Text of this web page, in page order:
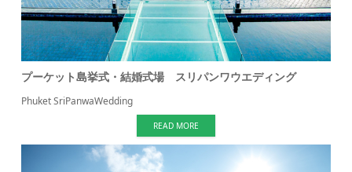
プーケット島挙式・結婚式場 スリパンワウエディング
Phuket SriPanwaWedding
READ MORE